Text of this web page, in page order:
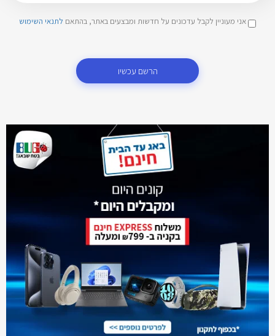
אני מעוניין לקבל עדכונים על חדשות ומבצעים באתר, בהתאם לתנאי השימוש
הרשם עכשיו